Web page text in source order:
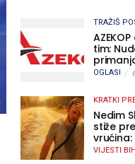
TRAŽIŠ
tim:
OGLASI
KRATKI
Nedim
stiže
VIJESTI BIH